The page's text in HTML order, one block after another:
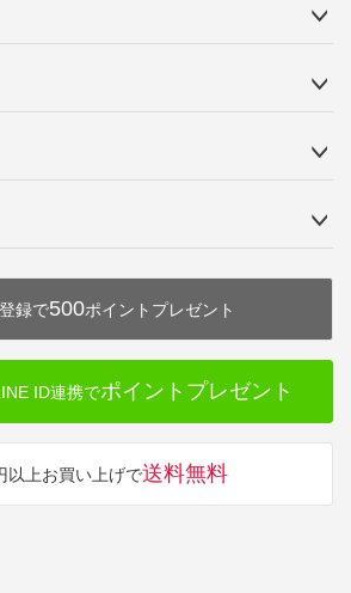
録で500ポイントプレゼント
ID連携でポイントプレゼント
以上お買い上げで送料無料